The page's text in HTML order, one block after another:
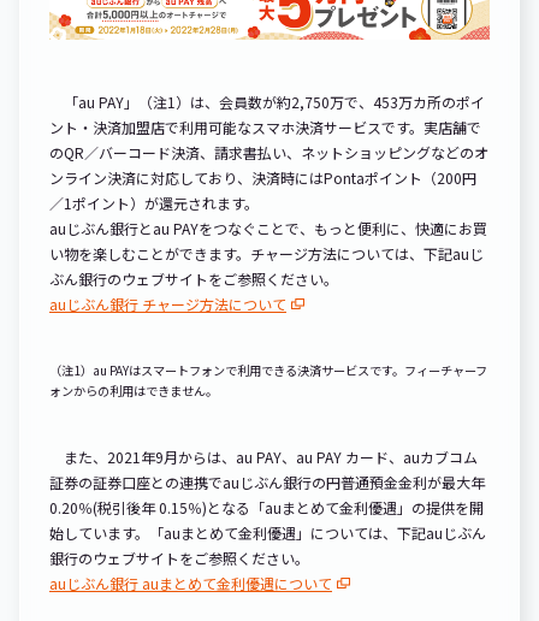
「au PAY」（注1）は、会員数が約2,750万で、453万カ所のポイ
ント・決済加盟店で利用可能なスマホ決済サービスです。実店舗で
のQR／バーコード決済、請求書払い、ネットショッピングなどのオ
ンライン決済に対応しており、決済時にはPontaポイント（200円
／1ポイント）が還元されます。
auじぶん銀行とau PAYをつなぐことで、もっと便利に、快適にお買
い物を楽しむことができます。チャージ方法については、下記auじ
ぶん銀行のウェブサイトをご参照ください。
auじぶん銀行 チャージ方法について
（注1）au PAYはスマートフォンで利用できる決済サービスです。フィーチャーフ
ォンからの利用はできません。
また、2021年9月からは、au PAY、au PAY カード、auカブコム
証券の証券口座との連携でauじぶん銀行の円普通預金金利が最大年
0.20％(税引後年 0.15％)となる「auまとめて金利優遇」の提供を開
始しています。「auまとめて金利優遇」については、下記auじぶん
銀行のウェブサイトをご参照ください。
auじぶん銀行 auまとめて金利優遇について